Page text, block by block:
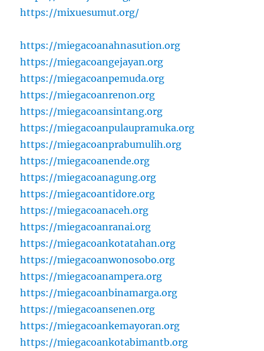
https://mixuesumut.org/
https://miegacoanahnasution.org
https://miegacoangejayan.org
https://miegacoanpemuda.org
https://miegacoanrenon.org
https://miegacoansintang.org
https://miegacoanpulaupramuka.org
https://miegacoanprabumulih.org
https://miegacoanende.org
https://miegacoanagung.org
https://miegacoantidore.org
https://miegacoanaceh.org
https://miegacoanranai.org
https://miegacoankotatahan.org
https://miegacoanwonosobo.org
https://miegacoanampera.org
https://miegacoanbinamarga.org
https://miegacoansenen.org
https://miegacoankemayoran.org
https://miegacoankotabimantb.org